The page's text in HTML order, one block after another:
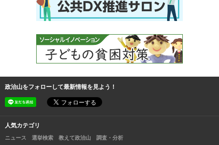
政治山をフォローして最新情報を見よう！
人気カテゴリ
ニュース 選挙検索 教えて政治山 調査・分析